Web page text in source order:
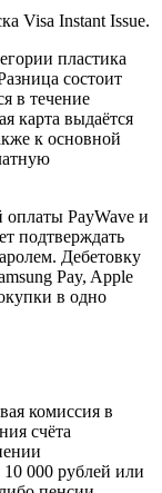
Visa Instant Issue.
пластика
состоит
в течение
карта выдаётся
к основной
оплаты PayWave и
подтверждать
Дебетовку
Pay, Apple
в одно
комиссия в
счёта
000 рублей или